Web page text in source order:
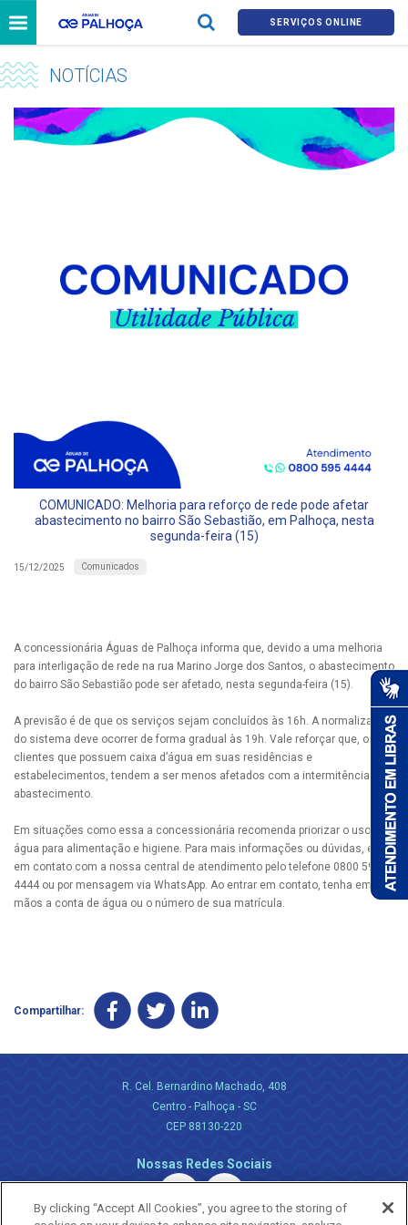
SERVIÇOS ONLINE
NOTÍCIAS
COMUNICADO: Melhoria para reforço de rede pode afetar
abastecimento no bairro São Sebastião, em Palhoça, nesta
segunda-feira (15)
15/12/2025 Comunicados
A concessionária Águas de Palhoça informa que, devido a uma melhoria
para interligação de rede na rua Marino Jorge dos Santos, o abastecimento
do bairro São Sebastião pode ser afetado, nesta segunda-feira (15).
A previsão é de que os serviços sejam concluídos às 16h. A normalização
do sistema deve ocorrer de forma gradual às 19h. Vale reforçar que, os
clientes que possuem caixa d’água em suas residências e
estabelecimentos, tendem a ser menos afetados com a intermitência do
abastecimento.
Em situações como essa a concessionária recomenda priorizar o uso da
água para alimentação e higiene. Para mais informações ou dúvidas, entre
em contato com a nossa central de atendimento pelo telefone 0800 595
4444 ou por mensagem via WhatsApp. Ao entrar em contato, tenha em
mãos a conta de água ou o número de sua matrícula.
Compartilhar:
R. Cel. Bernardino Machado, 408
Centro - Palhoça - SC
CEP 88130-220
Nossas Redes Sociais
By clicking “Accept All Cookies”, you agree to the storing of